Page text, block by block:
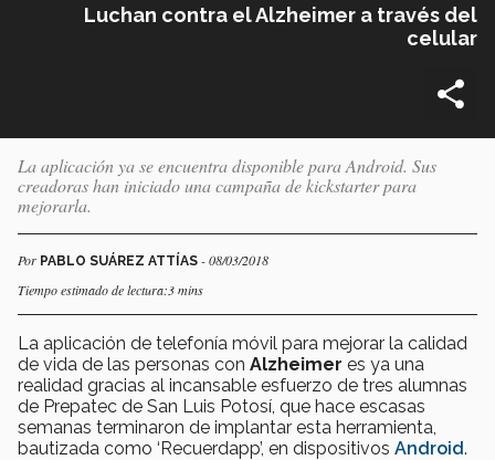
Luchan contra el Alzheimer a través del
celular
La aplicación ya se encuentra disponible para Android. Sus
creadoras han iniciado una campaña de kickstarter para
mejorarla.
Por PABLO SUÁREZ ATTÍAS - 08/03/2018
Tiempo estimado de lectura:3 mins
La aplicación de telefonía móvil para mejorar la calidad
de vida de las personas con Alzheimer es ya una
realidad gracias al incansable esfuerzo de tres alumnas
de Prepatec de San Luis Potosí, que hace escasas
semanas terminaron de implantar esta herramienta,
bautizada como ‘Recuerdapp’, en dispositivos Android.